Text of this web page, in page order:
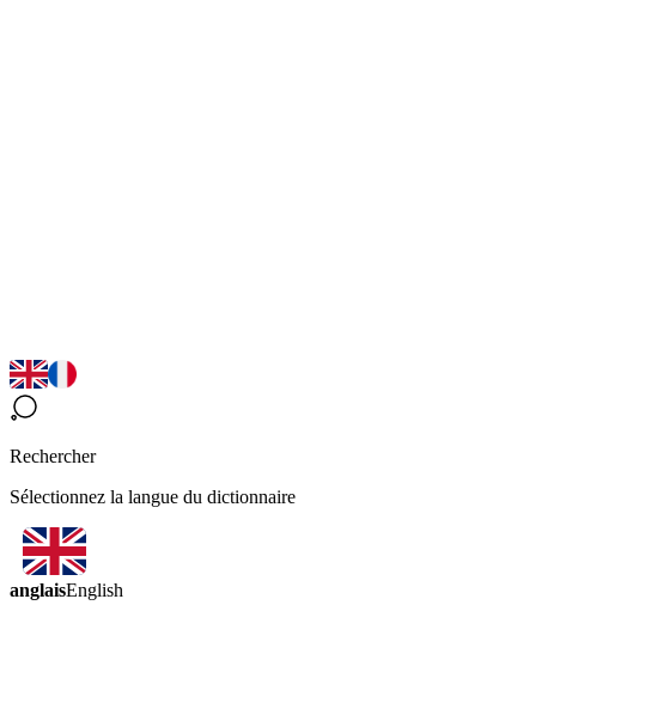
Rechercher
Sélectionnez la langue du dictionnaire
anglaisEnglish